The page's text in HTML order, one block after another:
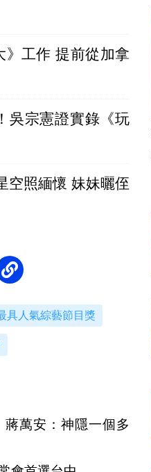
》工作 提前從加拿
吳宗憲證實錄《玩
空照緬懷 妹妹曬侄
具人氣綜藝節目獎
萬安：神隱一個多